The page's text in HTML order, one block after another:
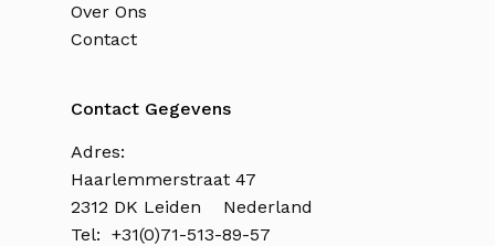
Over Ons
Contact
Contact Gegevens
Adres:
Haarlemmerstraat 47
2312 DK Leiden Nederland
Tel: +31(0)71-513-89-57